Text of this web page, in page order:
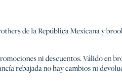
de la República Mexicana y
ni descuentos. Válido en
rebajada no hay cambios ni